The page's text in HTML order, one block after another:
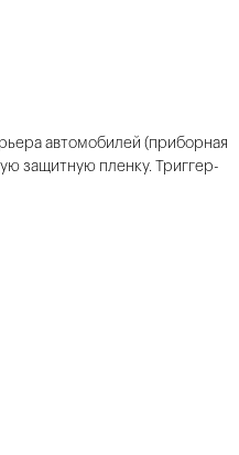
автомобилей (приборная
защитную пленку. Триггер-